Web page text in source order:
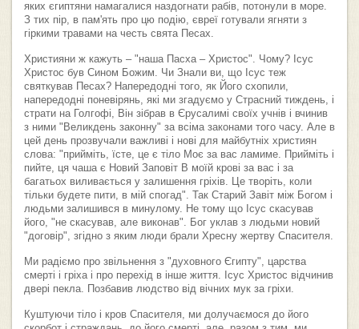
яких єгиптяни намагалися наздогнати рабів, потонули в море.
З тих пір, в пам'ять про цю подію, євреї готували ягняти з
гіркими травами на честь свята Песах.
Християни ж кажуть – "наша Пасха – Христос". Чому? Ісус
Христос був Сином Божим. Чи Знали ви, що Ісус теж
святкував Песах? Напередодні того, як Його схопили,
напередодні поневірянь, які ми згадуємо у Страсний тиждень, і
страти на Голгофі, Він зібрав в Єрусалимі своїх учнів і вчинив
з ними "Великдень законну" за всіма законами того часу. Але в
цей день прозвучали важливі і нові для майбутніх християн
слова: "прийміть, їсте, це є тіло Моє за вас ламиме. Прийміть і
пийте, ця чаша є Новий Заповіт В моїй крові за вас і за
багатьох виливається у залишення гріхів. Це творіть, коли
тільки будете пити, в мій спогад". Так Старий Завіт між Богом і
людьми залишився в минулому. Не тому що Ісус скасував
його, "не скасував, але виконав". Бог уклав з людьми новий
"договір", згідно з яким люди брали Хресну жертву Спасителя.
Ми радіємо про звільнення з "духовного Єгипту", царства
смерті і гріха і про перехід в інше життя. Ісус Христос відчинив
двері пекла. Позбавив людство від вічних мук за гріхи.
Куштуючи тіло і кров Спасителя, ми долучаємося до його